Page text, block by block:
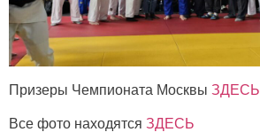
Призеры Чемпионата Москвы ЗДЕСЬ
Все фото находятся ЗДЕСЬ